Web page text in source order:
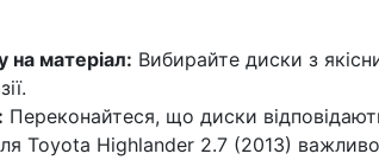
на матеріал: Вибирайте диски з
Переконайтеся, що диски
Toyota Highlander 2.7 (2013)